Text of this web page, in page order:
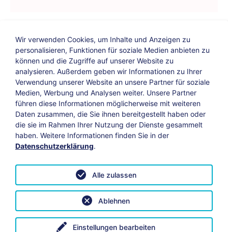
Bildungs-Blog| Instagram| Facebook|
YouTube
Impressum Suche Datenschutz
Vertrag widerrufen
Datenschutzeinstellungen anpassen
© 2026 KAB Bamberg | Alle Rechte vorbehalten.
Wir verwenden Cookies, um Inhalte und Anzeigen zu
personalisieren, Funktionen für soziale Medien anbieten zu
können und die Zugriffe auf unserer Website zu
analysieren. Außerdem geben wir Informationen zu Ihrer
Verwendung unserer Website an unsere Partner für soziale
Medien, Werbung und Analysen weiter. Unsere Partner
führen diese Informationen möglicherweise mit weiteren
Daten zusammen, die Sie ihnen bereitgestellt haben oder
die sie im Rahmen Ihrer Nutzung der Dienste gesammelt
haben. Weitere Informationen finden Sie in der
Datenschutzerklärung.
Einstellungen bearbeiten
Ablehnen
Alle zulassen